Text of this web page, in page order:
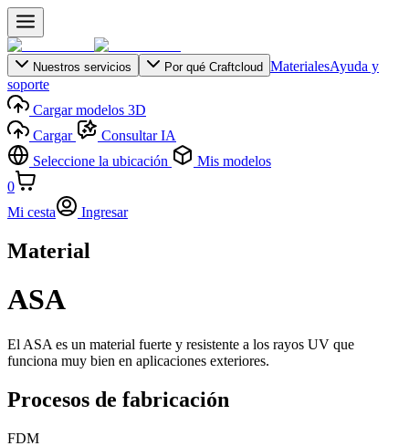
Nuestros servicios Por qué Craftcloud MaterialesAyuda y
soporte
Cargar modelos 3D
Cargar
Consultar IA
Seleccione la ubicación
Mis modelos
0
Mi cesta
Ingresar
Material
ASA
El ASA es un material fuerte y resistente a los rayos UV que
funciona muy bien en aplicaciones exteriores.
Procesos de fabricación
FDM